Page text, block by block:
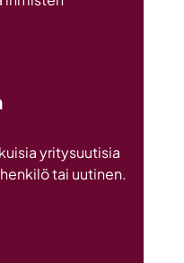
yritysuutisia
tai uutinen.